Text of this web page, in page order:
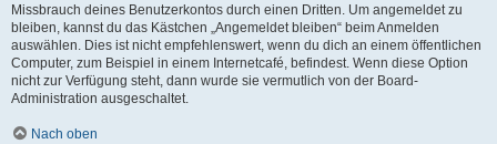
Missbrauch deines Benutzerkontos durch einen Dritten. Um angemeldet zu
bleiben, kannst du das Kästchen „Angemeldet bleiben“ beim Anmelden
auswählen. Dies ist nicht empfehlenswert, wenn du dich an einem öffentlichen
Computer, zum Beispiel in einem Internetcafé, befindest. Wenn diese Option
nicht zur Verfügung steht, dann wurde sie vermutlich von der Board-
Administration ausgeschaltet.
Nach oben